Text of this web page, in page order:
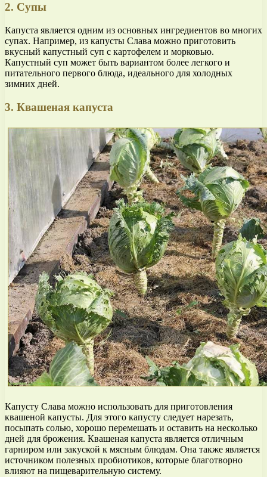
2. Супы
Капуста является одним из основных ингредиентов во многих
супах. Например, из капусты Слава можно приготовить
вкусный капустный суп с картофелем и морковью.
Капустный суп может быть вариантом более легкого и
питательного первого блюда, идеального для холодных
зимних дней.
3. Квашеная капуста
Капусту Слава можно использовать для приготовления
квашеной капусты. Для этого капусту следует нарезать,
посыпать солью, хорошо перемешать и оставить на несколько
дней для брожения. Квашеная капуста является отличным
гарниром или закуской к мясным блюдам. Она также является
источником полезных пробиотиков, которые благотворно
влияют на пищеварительную систему.